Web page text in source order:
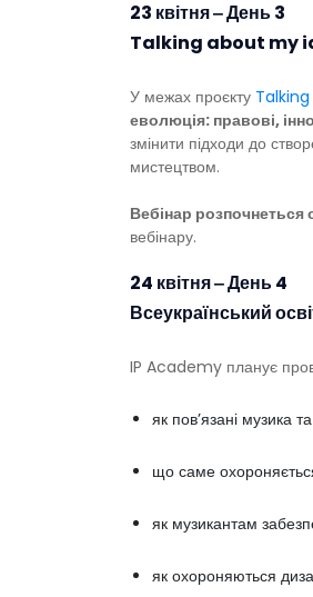
23 квітня ‒ День 3
Talking about my
У межах проєкту
еволюція: правові,
змінити підходи до
мистецтвом.
Вебінар розпочнеться
вебінару.
24 квітня ‒ День 4
Всеукраїнський
IP Academy планує
як пов’язані музика
що саме
як музикантам
як охороняються